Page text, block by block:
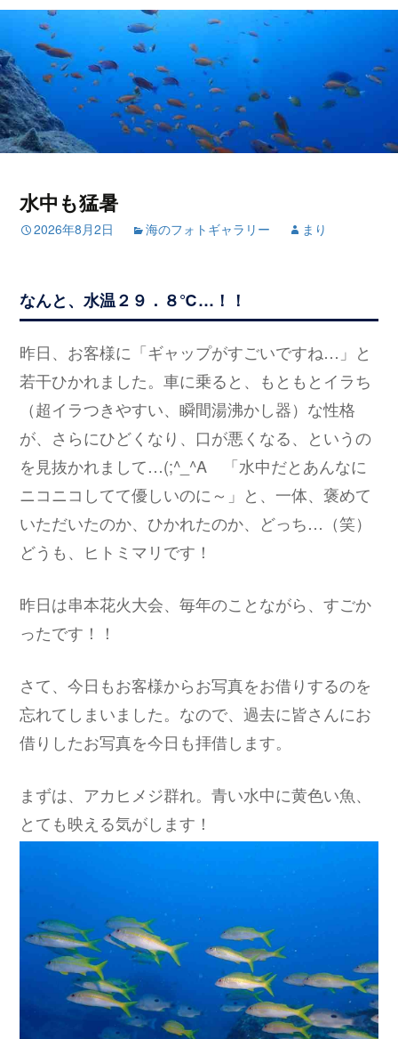
水中も猛暑
2026年8月2日 海のフォトギャラリー まり
なんと、水温２９．８℃…！！
昨日、お客様に「ギャップがすごいですね…」と
若干ひかれました。車に乗ると、もともとイラち
（超イラつきやすい、瞬間湯沸かし器）な性格
が、さらにひどくなり、口が悪くなる、というの
を見抜かれまして…(;^_^A 「水中だとあんなに
ニコニコしてて優しいのに～」と、一体、褒めて
いただいたのか、ひかれたのか、どっち…（笑）
どうも、ヒトミマリです！
昨日は串本花火大会、毎年のことながら、すごか
ったです！！
さて、今日もお客様からお写真をお借りするのを
忘れてしまいました。なので、過去に皆さんにお
借りしたお写真を今日も拝借します。
まずは、アカヒメジ群れ。青い水中に黄色い魚、
とても映える気がします！